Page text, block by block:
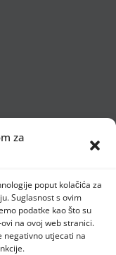
za
poput kolačića za
Suglasnost s ovim
podatke kao što su
na ovoj web stranici.
negativno utjecati na